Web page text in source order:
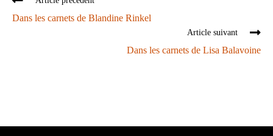
Dans les carnets de Blandine Rinkel
Article suivant
Dans les carnets de Lisa Balavoine